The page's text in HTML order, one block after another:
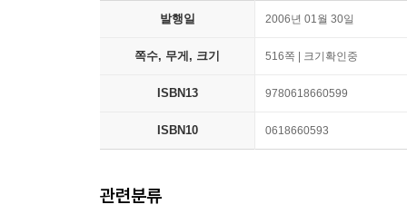
발행일 2006년 01월 30일
쪽수, 무게, 크기 516쪽 | 크기확인중
ISBN13 9780618660599
ISBN10 0618660593
관련분류